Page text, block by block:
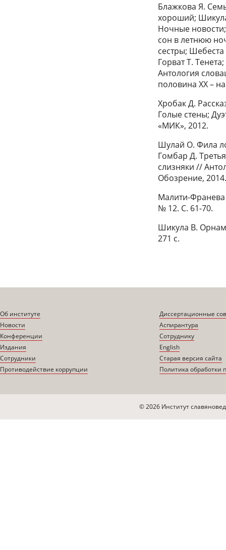
Блажкова Я.
хороший;
Ночные
сон в летнюю
сестры;
Горват Т.
Антология
половина ХХ –
Хробак Д.
Голые стены;
«МИК», 2012.
Шулай О. Фила
Гомбар Д.
слизняки //
Обозрение,
Малити-
№ 12. С. 61-70.
Шикула В.
271 с.
Об институте
Новости
Конференции
Издания
Сотрудники
Противодействие коррупции
Диссертационные
Аспирантура
Сотруднику
English
Старая версия сайта
Политика обработки
© 2026 Институт